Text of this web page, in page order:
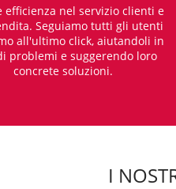
efficienza nel servizio clienti e
Seguiamo tutti gli utenti
all'ultimo click, aiutandoli in
problemi e suggerendo loro
concrete soluzioni.
I